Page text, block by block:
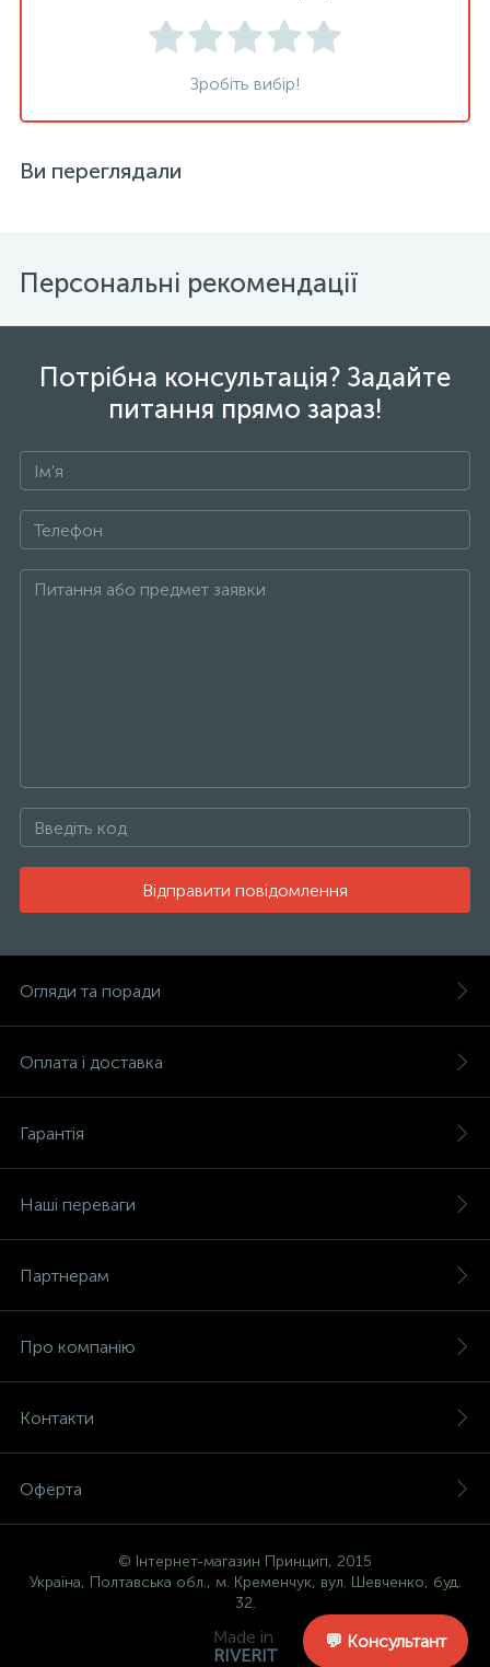
Зробіть вибір!
Ви переглядали
Персональні рекомендації
Потрібна консультація? Задайте
питання прямо зараз!
Відправити повідомлення
Огляди та поради
Оплата і доставка
Гарантія
Наші переваги
Партнерам
Про компанію
Контакти
Оферта
© Інтернет-магазин Принцип, 2015
Україна, Полтавська обл., м. Кременчук, вул. Шевченко, буд.
32.
Made in
RIVERIT
💬 Консультант